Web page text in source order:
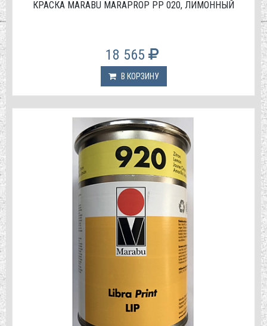
КРАСКА MARABU MARAPROP PP 020, ЛИМОННЫЙ
18 565
В КОРЗИНУ